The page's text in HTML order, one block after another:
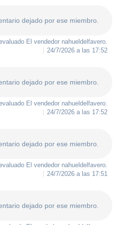
dejado por ese miembro.
El vendedor nahueldelfavero.
24/7/2026 a las 17:52
dejado por ese miembro.
El vendedor nahueldelfavero.
24/7/2026 a las 17:52
dejado por ese miembro.
El vendedor nahueldelfavero.
24/7/2026 a las 17:51
dejado por ese miembro.